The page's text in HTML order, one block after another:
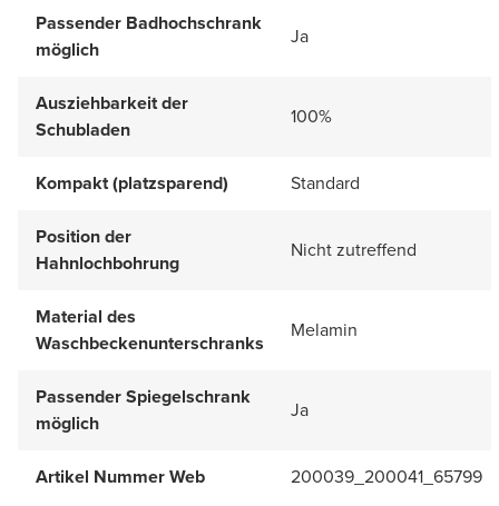
Passender Badhochschrank
möglich
Ja
Ausziehbarkeit der
Schubladen
100%
Kompakt (platzsparend) Standard
Position der
Hahnlochbohrung
Nicht zutreffend
Material des
Waschbeckenunterschranks
Melamin
Passender Spiegelschrank
möglich
Ja
Artikel Nummer Web
200039_200041_65799